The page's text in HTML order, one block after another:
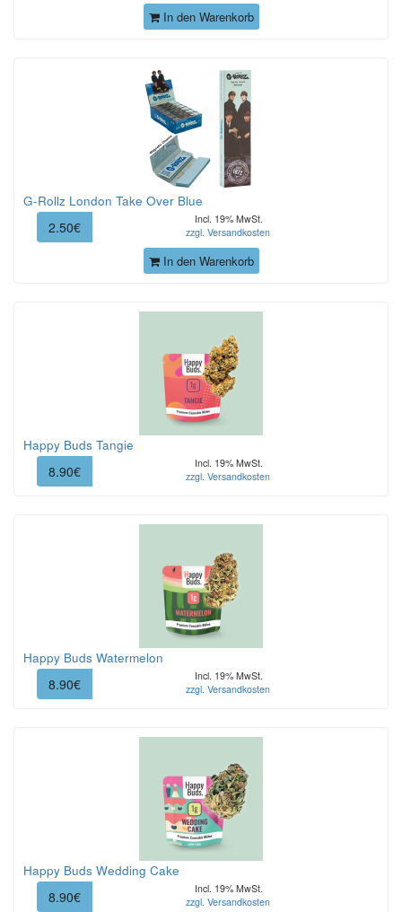
In den Warenkorb
G-Rollz London Take Over Blue
2.50€
Incl. 19% MwSt.
zzgl. Versandkosten
In den Warenkorb
Happy Buds Tangie
8.90€
Incl. 19% MwSt.
zzgl. Versandkosten
Happy Buds Watermelon
8.90€
Incl. 19% MwSt.
zzgl. Versandkosten
Happy Buds Wedding Cake
8.90€
Incl. 19% MwSt.
zzgl. Versandkosten